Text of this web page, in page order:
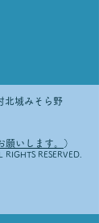
北城みそら野
いします。 ）
RIGHTS RESERVED.